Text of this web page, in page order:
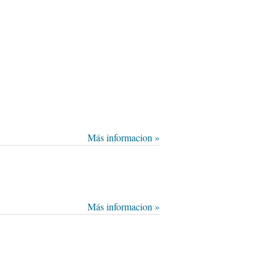
Más informacion »
Más informacion »